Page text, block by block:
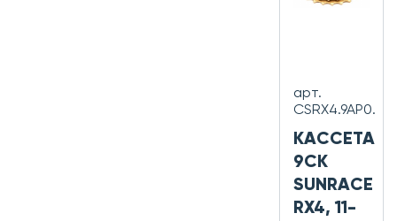
арт.
CSRX4.9AP0.
КАССЕТА
9СК
SUNRACE
RX4, 11-